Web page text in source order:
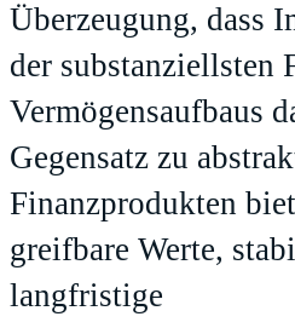
Überzeugung, dass
der substanziellsten
Vermögensaufbaus
Gegensatz zu
Finanzprodukten
greifbare Werte,
langfristige